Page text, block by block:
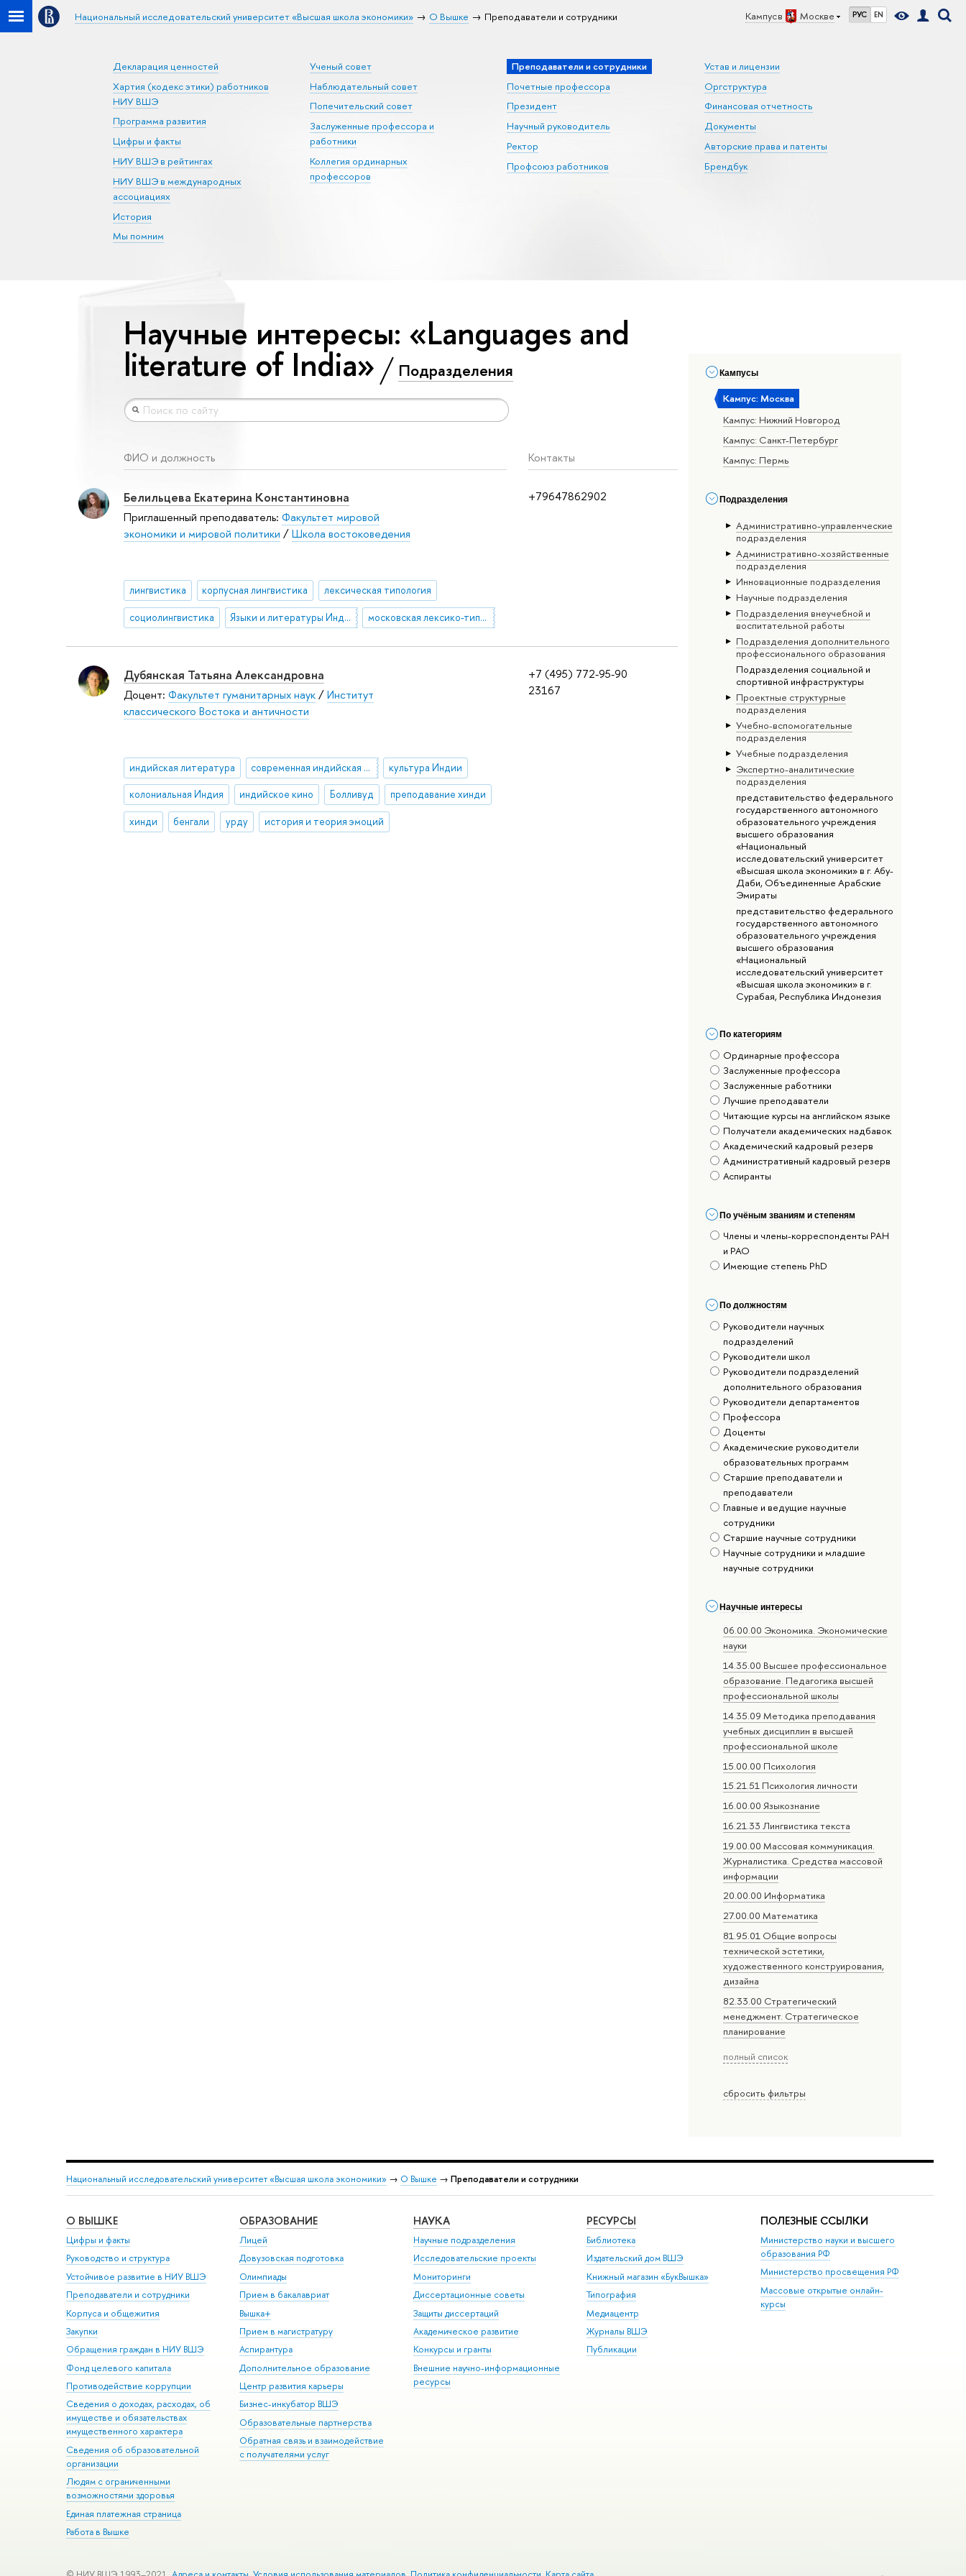
Кампус в Москве РУС EN
Национальный исследовательский университет «Высшая школа экономики» О Вышке Преподаватели и сотрудники
Декларация ценностей
Хартия (кодекс этики) работников
НИУ ВШЭ
Программа развития
Цифры и факты
НИУ ВШЭ в рейтингах
НИУ ВШЭ в международных
ассоциациях
История
Мы помним
Ученый совет
Наблюдательный совет
Попечительский совет
Заслуженные профессора и
работники
Коллегия ординарных
профессоров
Преподаватели и сотрудники
Почетные профессора
Президент
Научный руководитель
Ректор
Профсоюз работников
Устав и лицензии
Оргструктура
Финансовая отчетность
Документы
Авторские права и патенты
Брендбук
Кампусы
Кампус: Москва
Кампус: Нижний Новгород
Кампус: Санкт-Петербург
Кампус: Пермь
Подразделения
Административно-управленческие
подразделения
Административно-хозяйственные
подразделения
Инновационные подразделения
Научные подразделения
Подразделения внеучебной и
воспитательной работы
Подразделения дополнительного
профессионального образования
Подразделения социальной и
спортивной инфраструктуры
Проектные структурные
подразделения
Учебно-вспомогательные
подразделения
Учебные подразделения
Экспертно-аналитические
подразделения
представительство федерального
государственного автономного
образовательного учреждения
высшего образования
«Национальный
исследовательский университет
«Высшая школа экономики» в г. Абу-
Даби, Объединенные Арабские
Эмираты
представительство федерального
государственного автономного
образовательного учреждения
высшего образования
«Национальный
исследовательский университет
«Высшая школа экономики» в г.
Сурабая, Республика Индонезия
По категориям
Ординарные профессора
Заслуженные профессора
Заслуженные работники
Лучшие преподаватели
Читающие курсы на английском языке
Получатели академических надбавок
Академический кадровый резерв
Административный кадровый резерв
Аспиранты
По учёным званиям и степеням
Члены и члены-корреспонденты РАН
и РАО
Имеющие степень PhD
По должностям
Руководители научных
подразделений
Руководители школ
Руководители подразделений
дополнительного образования
Руководители департаментов
Профессора
Доценты
Академические руководители
образовательных программ
Старшие преподаватели и
преподаватели
Главные и ведущие научные
сотрудники
Старшие научные сотрудники
Научные сотрудники и младшие
научные сотрудники
Научные интересы
06.00.00 Экономика. Экономические
науки
14.35.00 Высшее профессиональное
образование. Педагогика высшей
профессиональной школы
14.35.09 Методика преподавания
учебных дисциплин в высшей
профессиональной школе
15.00.00 Психология
15.21.51 Психология личности
16.00.00 Языкознание
16.21.33 Лингвистика текста
19.00.00 Массовая коммуникация.
Журналистика. Средства массовой
информации
20.00.00 Информатика
27.00.00 Математика
81.95.01 Общие вопросы
технической эстетики,
художественного конструирования,
дизайна
82.33.00 Стратегический
менеджмент. Стратегическое
планирование
полный список
сбросить фильтры
Научные интересы: «Languages and
literature of India» Подразделения
ФИО и должность Контакты
+79647862902
Белильцева Екатерина Константиновна
Приглашенный преподаватель: Факультет мировой
экономики и мировой политики /Школа востоковедения
лингвистика корпусная лингвистика лексическая типология
социолингвистика Языки и литературы Индии (санскрит и хинди) московская лексико-типологическая группа
+7 (495) 772-95-90
23167
Дубянская Татьяна Александровна
Доцент: Факультет гуманитарных наук/Институт
классического Востока и античности
индийская литература современная индийская литература культура Индии
колониальная Индия индийское кино Болливуд преподавание хинди
хинди бенгали урду история и теория эмоций
Национальный исследовательский университет «Высшая школа экономики» → О Вышке → Преподаватели и сотрудники
О ВЫШКЕ
Цифры и факты
Руководство и структура
Устойчивое развитие в НИУ ВШЭ
Преподаватели и сотрудники
Корпуса и общежития
Закупки
Обращения граждан в НИУ ВШЭ
Фонд целевого капитала
Противодействие коррупции
Сведения о доходах, расходах, об
имуществе и обязательствах
имущественного характера
Сведения об образовательной
организации
Людям с ограниченными
возможностями здоровья
Единая платежная страница
Работа в Вышке
ОБРАЗОВАНИЕ
Лицей
Довузовская подготовка
Олимпиады
Прием в бакалавриат
Вышка+
Прием в магистратуру
Аспирантура
Дополнительное образование
Центр развития карьеры
Бизнес-инкубатор ВШЭ
Образовательные партнерства
Обратная связь и взаимодействие
с получателями услуг
НАУКА
Научные подразделения
Исследовательские проекты
Мониторинги
Диссертационные советы
Защиты диссертаций
Академическое развитие
Конкурсы и гранты
Внешние научно-информационные
ресурсы
РЕСУРСЫ
Библиотека
Издательский дом ВШЭ
Книжный магазин «БукВышка»
Типография
Медиацентр
Журналы ВШЭ
Публикации
ПОЛЕЗНЫЕ ССЫЛКИ
Министерство науки и высшего
образования РФ
Министерство просвещения РФ
Массовые открытые онлайн-
курсы